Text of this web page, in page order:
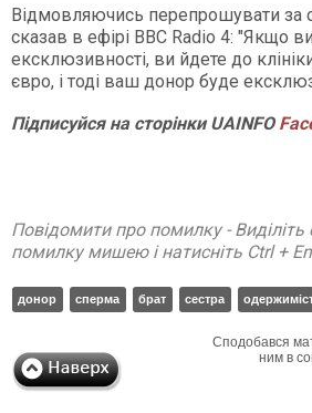
Відмовляючись перепрошувати за
сказав в ефірі BBC Radio 4: "Якщо
ексклюзивності, ви йдете до
євро, і тоді ваш донор буде
Підписуйся на сторінки UAINFO
Повідомити про помилку -
помилку мишею і натисніть Ctrl +
донор сперма брат сестра
Сподобався
ним в